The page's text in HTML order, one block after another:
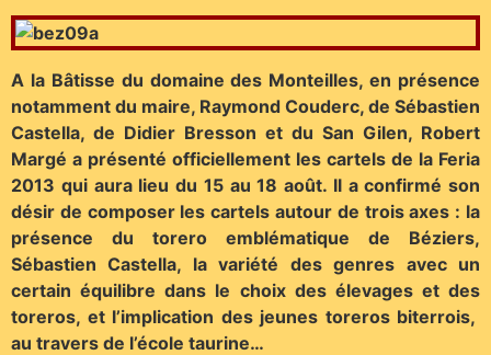
A la Bâtisse du domaine des Monteilles, en présence
notamment du maire, Raymond Couderc, de Sébastien
Castella, de Didier Bresson et du San Gilen, Robert
Margé a présenté officiellement les cartels de la Feria
2013 qui aura lieu du 15 au 18 août. Il a confirmé son
désir de composer les cartels autour de trois axes : la
présence du torero emblématique de Béziers,
Sébastien Castella, la variété des genres avec un
certain équilibre dans le choix des élevages et des
toreros, et l’implication des jeunes toreros biterrois,
au travers de l’école taurine…